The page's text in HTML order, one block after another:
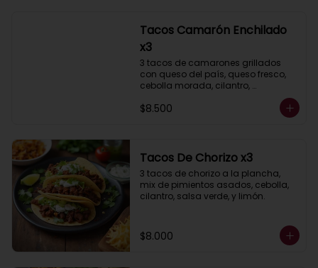
Tacos Camarón Enchilado
x3
3 tacos de camarones grillados
con queso del país, queso fresco,
cebolla morada, cilantro,
acompañados de salsa taquera y
limón.
$8.500
Tacos De Chorizo x3
3 tacos de chorizo a la plancha,
mix de pimientos asados, cebolla,
cilantro, salsa verde, y limón.
$8.000